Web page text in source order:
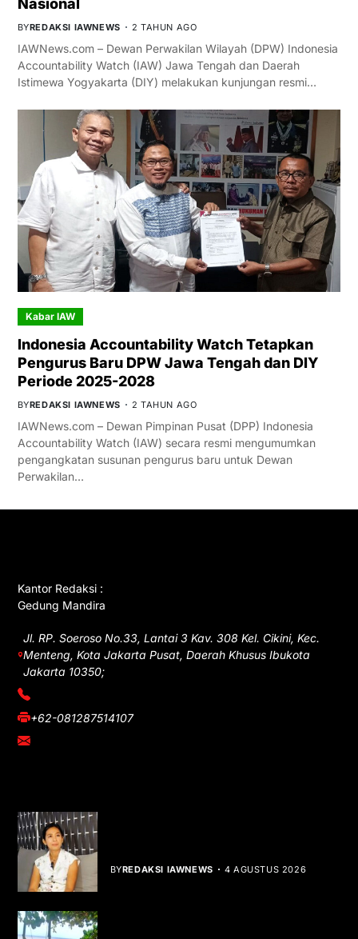
Nasional
BYREDAKSI IAWNEWS 2 TAHUN AGO
IAWNews.com – Dewan Perwakilan Wilayah (DPW) Indonesia
Accountability Watch (IAW) Jawa Tengah dan Daerah
Istimewa Yogyakarta (DIY) melakukan kunjungan resmi…
Kabar IAW
Indonesia Accountability Watch Tetapkan
Pengurus Baru DPW Jawa Tengah dan DIY
Periode 2025-2028
BYREDAKSI IAWNEWS 2 TAHUN AGO
IAWNews.com – Dewan Pimpinan Pusat (DPP) Indonesia
Accountability Watch (IAW) secara resmi mengumumkan
pengangkatan susunan pengurus baru untuk Dewan
Perwakilan…
Kantor Redaksi :
Gedung Mandira
Jl. RP. Soeroso No.33, Lantai 3 Kav. 308 Kel. Cikini, Kec.
Menteng, Kota Jakarta Pusat, Daerah Khusus Ibukota
Jakarta 10350;
(021) 3908026
+62-081287514107
adm@iawnews.com
BYREDAKSI IAWNEWS 4 AGUSTUS 2026